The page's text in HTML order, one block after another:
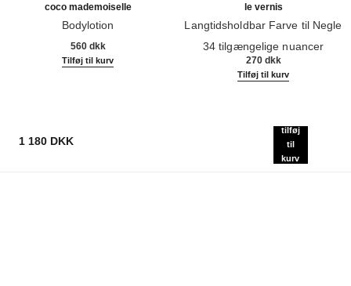
coco mademoiselle
Bodylotion
560 dkk
Tilføj til kurv
le vernis
Langtidsholdbar Farve til Negle
34 tilgængelige nuancer
270 dkk
Tilføj til kurv
1 180 DKK
tilføj
til
kurv